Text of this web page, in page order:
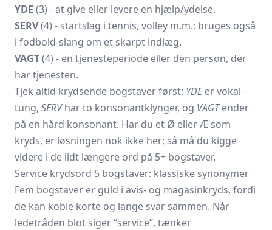
YDE (3) - at give eller levere en hjælp/ydelse.
SERV(4) - startslag i tennis, volley m.m.; bruges også
i fodbold-slang om et skarpt indlæg.
VAGT(4) - en tjenesteperiode eller den person, der
har tjenesten.
Tjek altid krydsende bogstaver først: YDEer vokal-
tung, SERVhar to konsonantklynger, og VAGTender
på en hård konsonant. Har du et Ø eller Æ som
kryds, er løsningen nok ikke her; så må du kigge
videre i de lidt længere ord på 5+ bogstaver.
Service krydsord 5 bogstaver: klassiske synonymer
Fem bogstaver er guld i avis- og magasin­kryds, fordi
de kan koble korte og lange svar sammen. Når
ledetråden blot siger “service”, tænker